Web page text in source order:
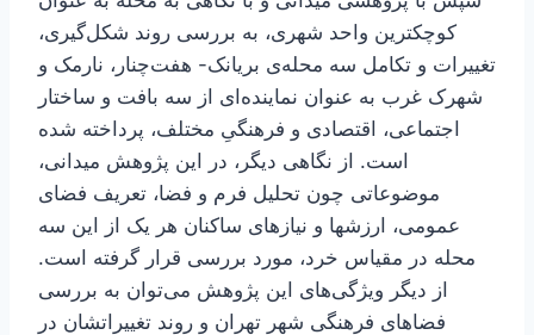
کوچکترین واحد شهری، به بررسی روند شکل‌گیری،
تغییرات و تکامل سه محله‌ی بریانک- هفت‌چنار، نارمک و
شهرک غرب به عنوان نماینده‌ای از سه بافت و ساختار
اجتماعی، اقتصادی و فرهنگیِ مختلف، پرداخته شده
است. از نگاهی دیگر، در این پژوهش میدانی،
موضوعاتی چون تحلیل فرم و فضا، تعریف فضای
عمومی، ارزشها و نیازهای ساکنان هر یک از این سه
محله در مقیاس خرد، مورد بررسی قرار گرفته است.
از دیگر ویژگی‌های این پژوهش می‌توان به بررسی
فضاهای فرهنگی شهر تهران و روند تغییراتشان در